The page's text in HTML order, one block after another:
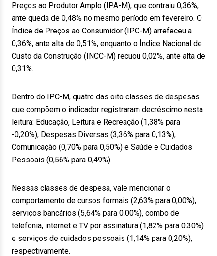
Preços ao Produtor Amplo (IPA-M), que contraiu 0,36%,
ante queda de 0,48% no mesmo período em fevereiro. O
Índice de Preços ao Consumidor (IPC-M) arrefeceu a
0,36%, ante alta de 0,51%, enquanto o Índice Nacional de
Custo da Construção (INCC-M) recuou 0,02%, ante alta de
0,31%.
Dentro do IPC-M, quatro das oito classes de despesas
que compõem o indicador registraram decréscimo nesta
leitura: Educação, Leitura e Recreação (1,38% para
-0,20%), Despesas Diversas (3,36% para 0,13%),
Comunicação (0,70% para 0,50%) e Saúde e Cuidados
Pessoais (0,56% para 0,49%).
Nessas classes de despesa, vale mencionar o
comportamento de cursos formais (2,63% para 0,00%),
serviços bancários (5,64% para 0,00%), combo de
telefonia, internet e TV por assinatura (1,82% para 0,30%)
e serviços de cuidados pessoais (1,14% para 0,20%),
respectivamente.